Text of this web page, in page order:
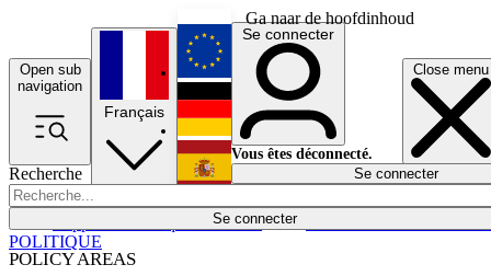
Ga naar de hoofdinhoud
Open sub
navigation
Close menu
Recherche
Se connecter
POLICY AREAS
Économie
Français
English
Deutsch
Español
Se connecter
Vous êtes déconnecté.
Se connecter
POLITIQUE